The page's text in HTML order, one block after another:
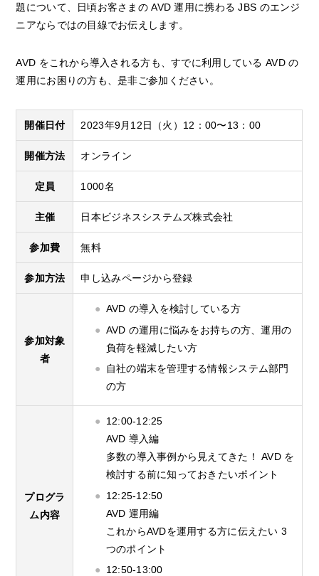
題について、日頃お客さまの AVD 運用に携わる JBS のエンジ
ニアならではの目線でお伝えします。
AVD をこれから導入される方も、すでに利用している AVD の
運用にお困りの方も、是非ご参加ください。
開催日付 2023年9月12日（火）12：00〜13：00
開催方法 オンライン
定員 1000名
主催 日本ビジネスシステムズ株式会社
参加費 無料
参加方法 申し込みページから登録
参加対象
者
AVD の導入を検討している方
AVD の運用に悩みをお持ちの方、運用の
負荷を軽減したい方
自社の端末を管理する情報システム部門
の方
プログラ
ム内容
12:00-12:25
AVD 導入編
多数の導入事例から見えてきた！ AVD を
検討する前に知っておきたいポイント
12:25-12:50
AVD 運用編
これからAVDを運用する方に伝えたい 3
つのポイント
12:50-13:00